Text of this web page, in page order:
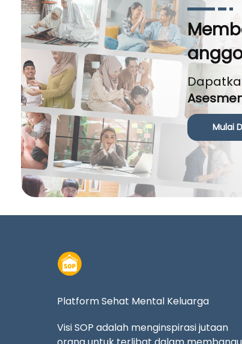
Mulai
Platform Sehat Mental Keluarga
Visi SOP adalah menginspirasi jutaan